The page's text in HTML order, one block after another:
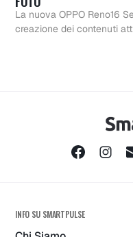
La nuova OPPO Reno16
creazione dei contenuti
INFO SU SMARTPULSE